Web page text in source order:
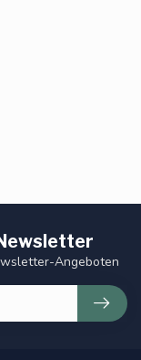
Angeboten